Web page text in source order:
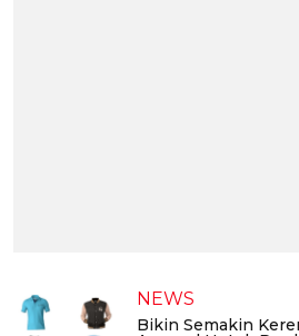
NEWS
Bikin Semakin